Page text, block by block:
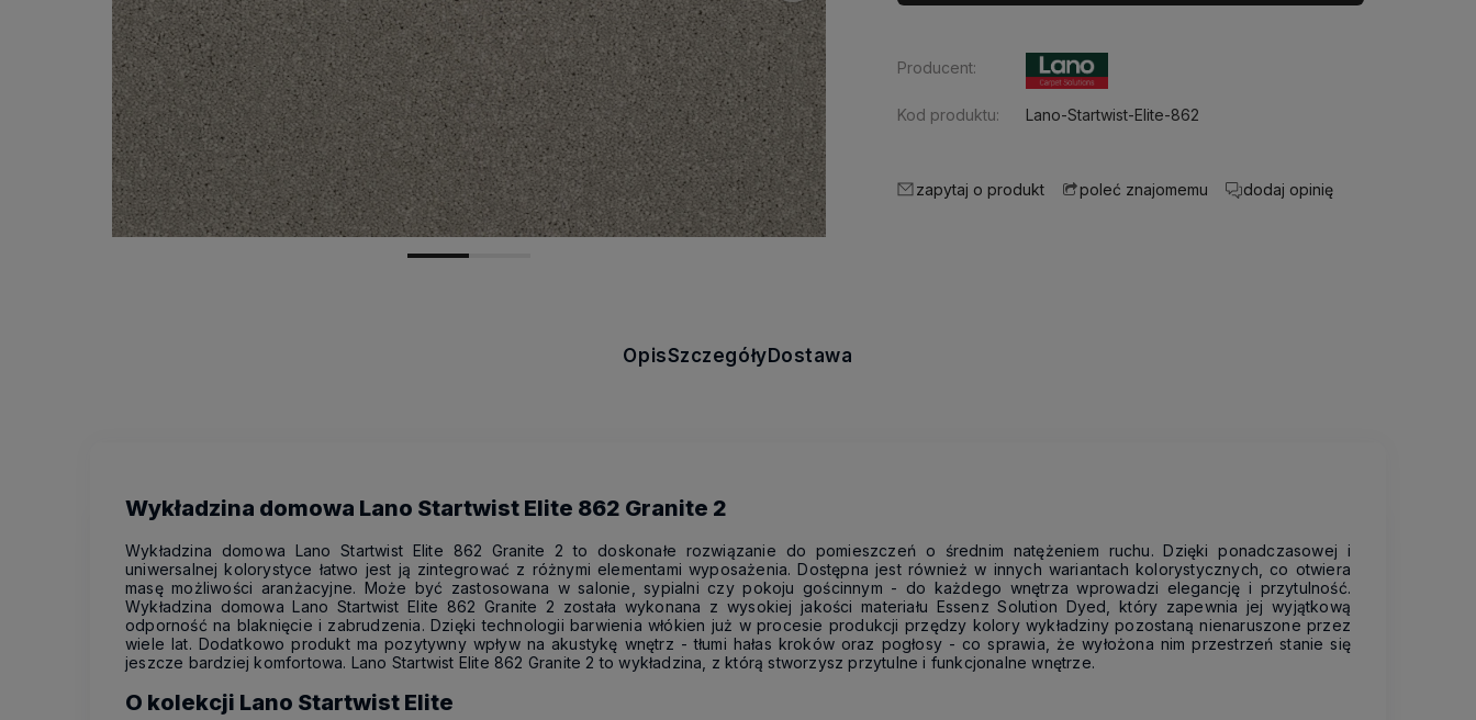
Producent:
Kod produktu: Lano-Startwist-Elite-862
zapytaj o produkt poleć znajomemu dodaj opinię
OpisSzczegółyDostawa
Wykładzina domowa Lano Startwist Elite 862 Granite 2
Wykładzina domowa Lano Startwist Elite 862 Granite 2 to doskonałe rozwiązanie do pomieszczeń o średnim natężeniem ruchu. Dzięki ponadczasowej i
uniwersalnej kolorystyce łatwo jest ją zintegrować z różnymi elementami wyposażenia. Dostępna jest również w innych wariantach kolorystycznych, co otwiera
masę możliwości aranżacyjne. Może być zastosowana w salonie, sypialni czy pokoju gościnnym - do każdego wnętrza wprowadzi elegancję i przytulność.
Wykładzina domowa Lano Startwist Elite 862 Granite 2 została wykonana z wysokiej jakości materiału Essenz Solution Dyed, który zapewnia jej wyjątkową
odporność na blaknięcie i zabrudzenia. Dzięki technologii barwienia włókien już w procesie produkcji przędzy kolory wykładziny pozostaną nienaruszone przez
wiele lat. Dodatkowo produkt ma pozytywny wpływ na akustykę wnętrz - tłumi hałas kroków oraz pogłosy - co sprawia, że wyłożona nim przestrzeń stanie się
jeszcze bardziej komfortowa. Lano Startwist Elite 862 Granite 2 to wykładzina, z którą stworzysz przytulne i funkcjonalne wnętrze.
O kolekcji Lano Startwist Elite